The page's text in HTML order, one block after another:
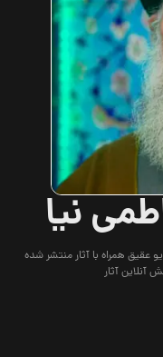
نیا
همراه با آثار منتشر شده
آنلاین آثار